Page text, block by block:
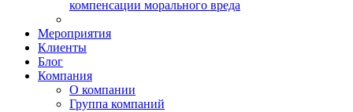
компенсации морального вреда
Мероприятия
Клиенты
Блог
Компания
О компании
Группа компаний